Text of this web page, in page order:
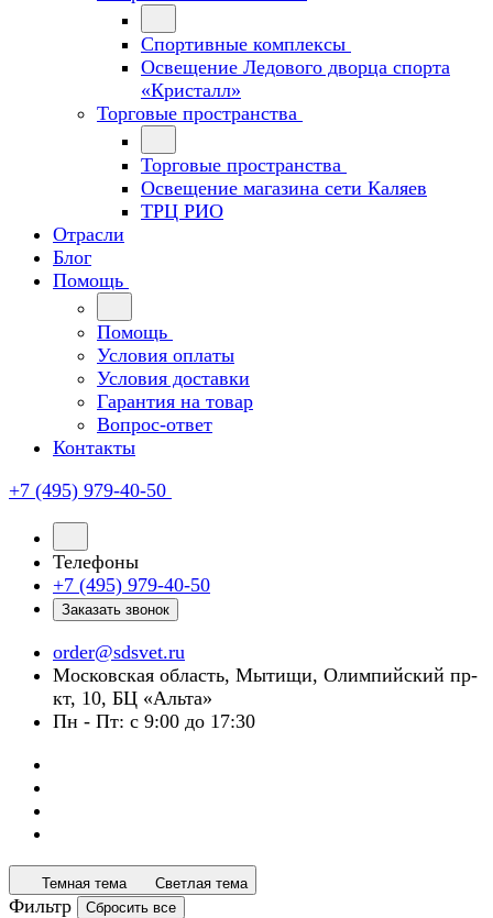
Спортивные комплексы
Освещение Ледового дворца спорта
«Кристалл»
Торговые пространства
Торговые пространства
Освещение магазина сети Каляев
ТРЦ РИО
Отрасли
Блог
Помощь
Помощь
Условия оплаты
Условия доставки
Гарантия на товар
Вопрос-ответ
Контакты
+7 (495) 979-40-50
Телефоны
+7 (495) 979-40-50
Заказать звонок
order@sdsvet.ru
Московская область, Мытищи, Олимпийский пр-
кт, 10, БЦ «Альта»
Пн - Пт: с 9:00 до 17:30
Темная тема Светлая тема
Фильтр Сбросить все